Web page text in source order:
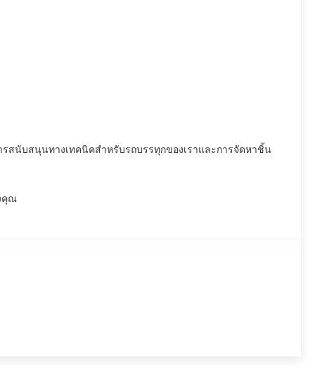
สนับสนุนทางเทคนิคสำหรับรถบรรทุกของเราและการจัดหาชิ้น
คุณ